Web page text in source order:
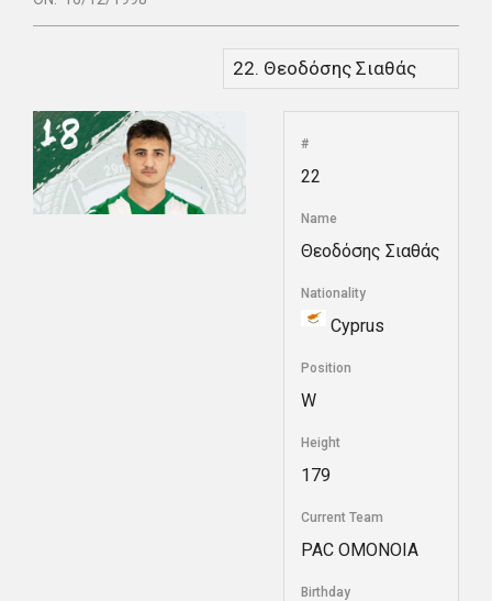
#
22
Name
Θεοδόσης Σιαθάς
Nationality
Cyprus
Position
W
Height
179
Current Team
PAC ΟΜΟΝΟΙΑ
Birthday